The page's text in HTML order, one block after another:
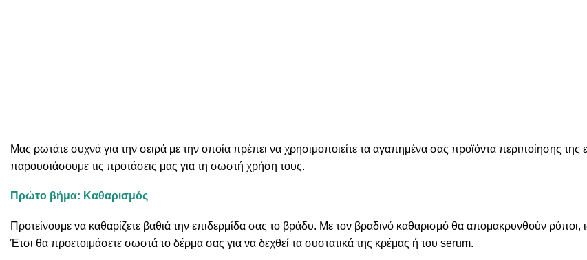
Μας ρωτάτε συχνά για την σειρά με την οποία πρέπει να χρησιμοποιείτε τα αγαπημένα σας προϊόντα περιποίησης
παρουσιάσουμε τις προτάσεις μας για τη σωστή χρήση τους.
Πρώτο βήμα: Καθαρισμός
Προτείνουμε να καθαρίζετε βαθιά την επιδερμίδα σας το βράδυ. Με τον βραδινό καθαρισμό θα απομακρυνθούν ρύποι,
Έτσι θα προετοιμάσετε σωστά το δέρμα σας για να δεχθεί τα συστατικά της κρέμας ή του serum.